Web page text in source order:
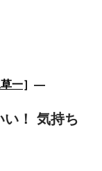
一］―
い！ 気持ち